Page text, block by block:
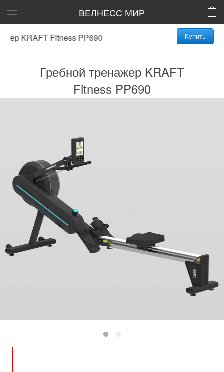
ВЕЛНЕСС МИР
KRAFT Fitness PP690 Купить
Гребной тренажер KRAFT
Fitness PP690